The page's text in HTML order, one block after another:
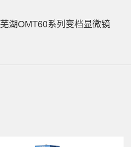
芜湖OMT60系列变档显微镜